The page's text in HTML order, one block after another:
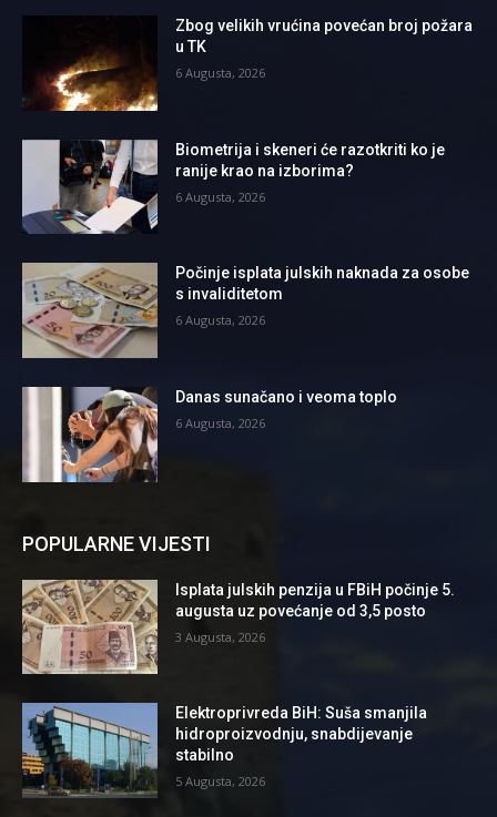
Zbog velikih vrućina povećan broj požara
u TK
6 Augusta, 2026
Biometrija i skeneri će razotkriti ko je
ranije krao na izborima?
6 Augusta, 2026
Počinje isplata julskih naknada za osobe
s invaliditetom
6 Augusta, 2026
Danas sunačano i veoma toplo
6 Augusta, 2026
POPULARNE VIJESTI
Isplata julskih penzija u FBiH počinje 5.
augusta uz povećanje od 3,5 posto
3 Augusta, 2026
Elektroprivreda BiH: Suša smanjila
hidroproizvodnju, snabdijevanje
stabilno
5 Augusta, 2026